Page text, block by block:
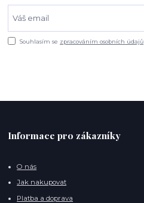
Souhlasím se zpracováním osobních údajů
Informace pro zákazníky
O nás
Jak nakupovat
Platba a doprava